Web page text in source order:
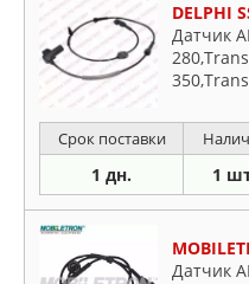
DELPHI
Датчик
Срок поставки
1 дн. 1
Датчик